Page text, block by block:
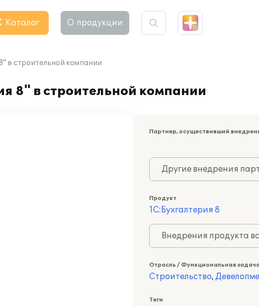
Каталог О продукции
в строительной компании
8" в строительной компании
Партнер, осуществивший
Другие внедрения
Продукт
1С:Бухгалтерия 8
Внедрения продукта
Отрасль / Функциональная задача
Строительство,
Теги